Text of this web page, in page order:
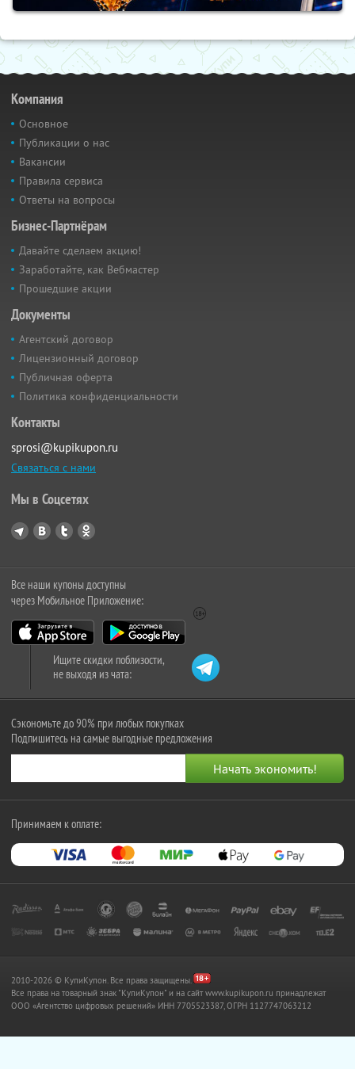
Компания
Основное
Публикации о нас
Вакансии
Правила сервиса
Ответы на вопросы
Бизнес-Партнёрам
Давайте сделаем акцию!
Заработайте, как Вебмастер
Прошедшие акции
Документы
Агентский договор
Лицензионный договор
Публичная оферта
Политика конфиденциальности
Контакты
sprosi@kupikupon.ru
Связаться с нами
Мы в Соцсетях
Все наши купоны доступны
через Мобильное Приложение:
Ищите скидки поблизости,
не выходя из чата:
Сэкономьте до 90% при любых покупках
Подпишитесь на самые выгодные предложения
Принимаем к оплате:
2010-2026 © КупиКупон. Все права защищены.
Все права на товарный знак "КупиКупон" и на сайт www.kupikupon.ru принадлежат
OOO «Агентство цифровых решений» ИНН 7705523387, ОГРН 1127747063212